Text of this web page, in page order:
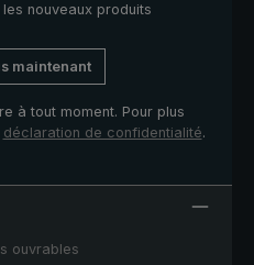
nouveaux produits
maintenant
à tout moment. Pour plus
déclaration de confidentialité.
ouvrables